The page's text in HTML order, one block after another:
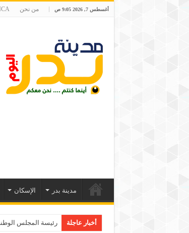
أغسطس 7, 2026 9:05 ص من نحن
مدينة بدر الإسكان
أخبار عاجلة رئيسة المجلس